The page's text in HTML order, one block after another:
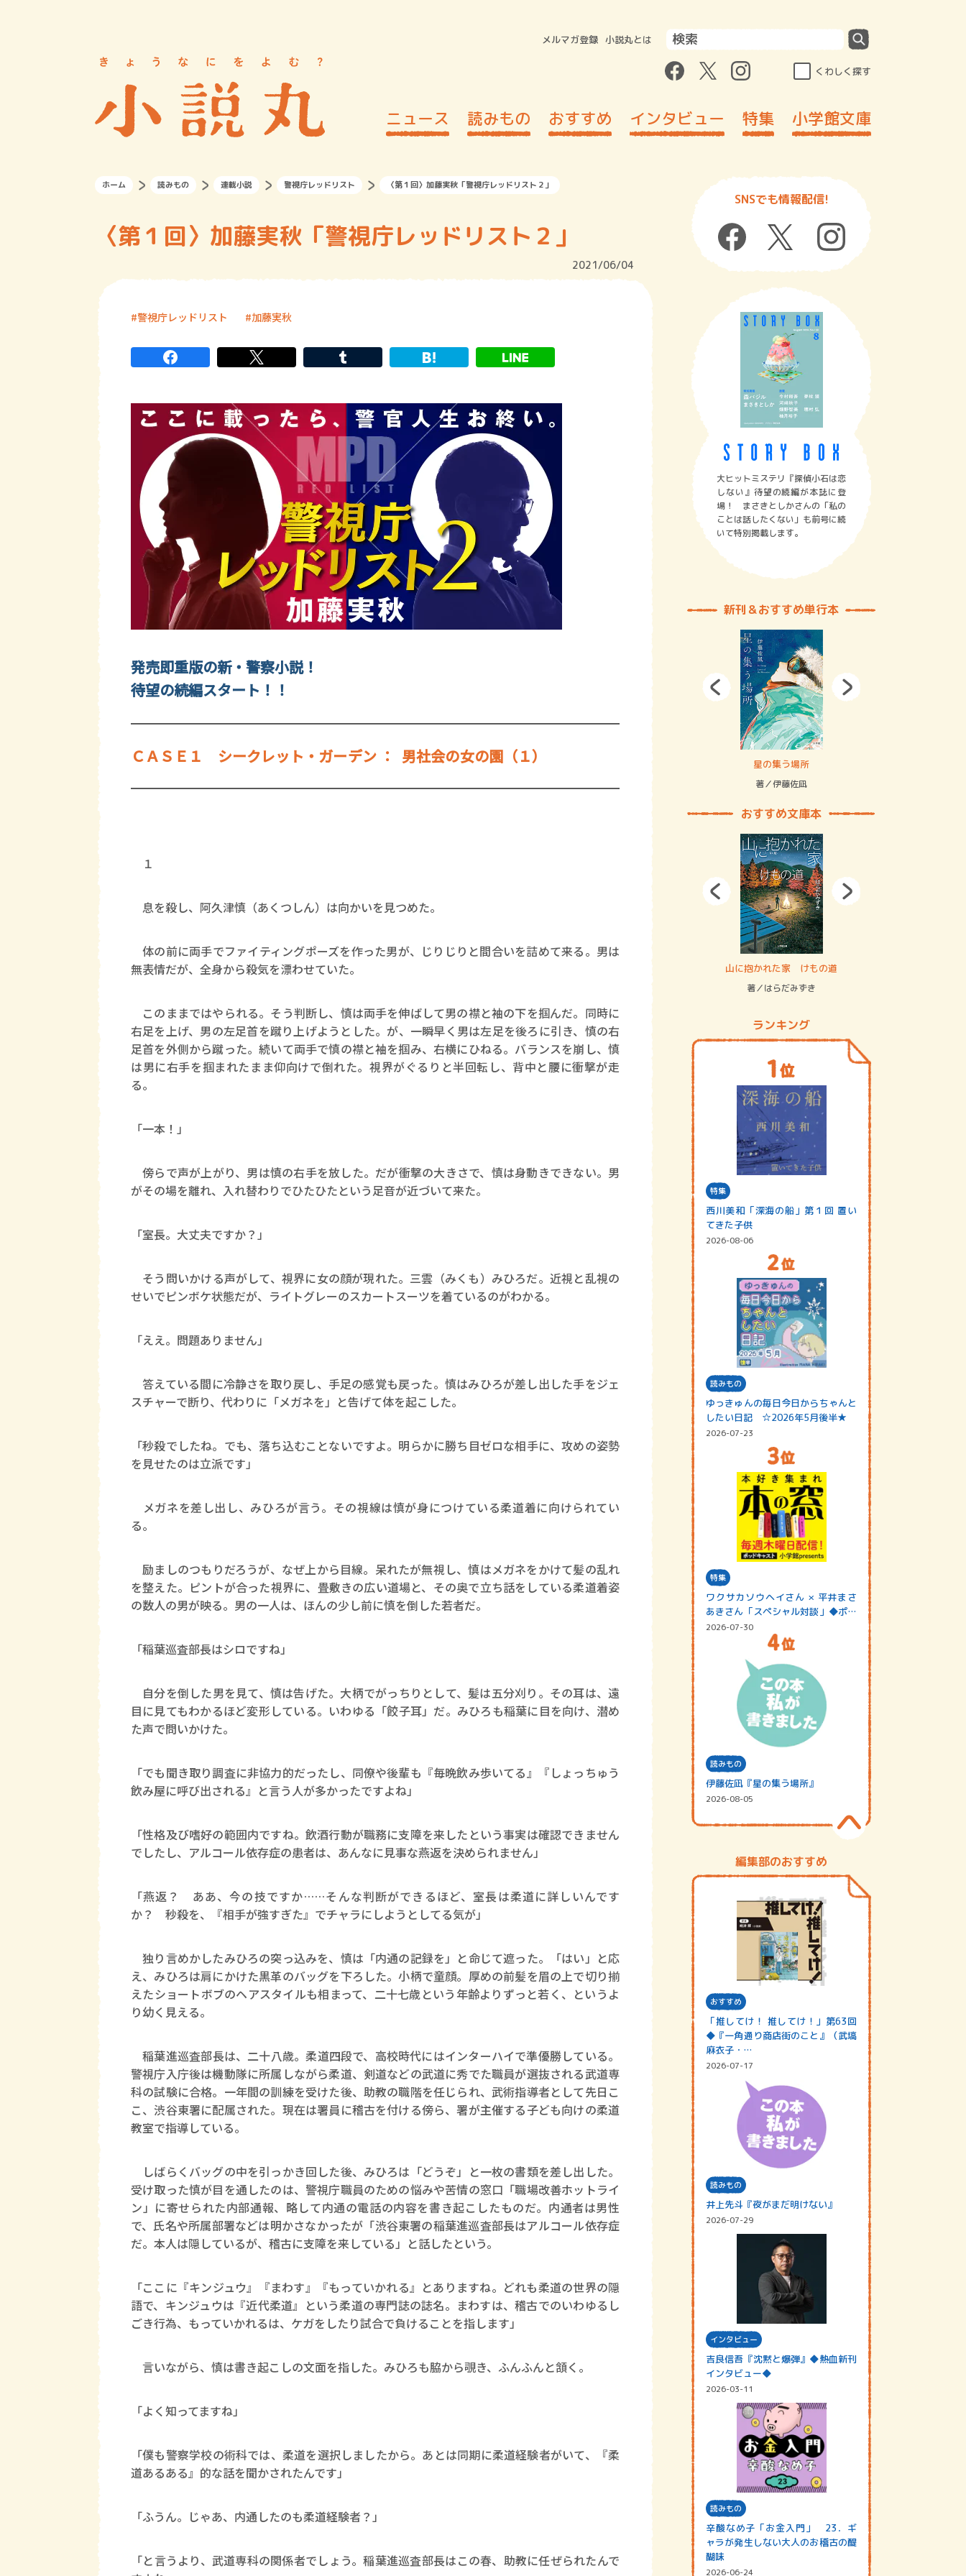
メルマガ登録 小説丸とは
くわしく探す
ニュース 読みもの おすすめ インタビュー 特集 小学館文庫
ホーム 読みもの 連載小説 警視庁レッドリスト 〈第１回〉加藤実秋「警視庁レッドリスト２」
〈第１回〉加藤実秋「警視庁レッドリスト２」
2021/06/04
警視庁レッドリスト 加藤実秋
発売即重版の新・警察小説！
待望の続編スタート！！
ＣＡＳＥ１ シークレット・ガーデン ： 男社会の女の園（１）
１
息を殺し、阿久津慎（あくつしん）は向かいを見つめた。
体の前に両手でファイティングポーズを作った男が、じりじりと間合いを詰めて来る。男は
無表情だが、全身から殺気を漂わせていた。
このままではやられる。そう判断し、慎は両手を伸ばして男の襟と袖の下を掴んだ。同時に
右足を上げ、男の左足首を蹴り上げようとした。が、一瞬早く男は左足を後ろに引き、慎の右
足首を外側から蹴った。続いて両手で慎の襟と袖を掴み、右横にひねる。バランスを崩し、慎
は男に右手を掴まれたまま仰向けで倒れた。視界がぐるりと半回転し、背中と腰に衝撃が走
る。
「一本！」
傍らで声が上がり、男は慎の右手を放した。だが衝撃の大きさで、慎は身動きできない。男
がその場を離れ、入れ替わりでひたひたという足音が近づいて来た。
「室長。大丈夫ですか？」
そう問いかける声がして、視界に女の顔が現れた。三雲（みくも）みひろだ。近視と乱視の
せいでピンボケ状態だが、ライトグレーのスカートスーツを着ているのがわかる。
「ええ。問題ありません」
答えている間に冷静さを取り戻し、手足の感覚も戻った。慎はみひろが差し出した手をジェ
スチャーで断り、代わりに「メガネを」と告げて体を起こした。
「秒殺でしたね。でも、落ち込むことないですよ。明らかに勝ち目ゼロな相手に、攻めの姿勢
を見せたのは立派です」
メガネを差し出し、みひろが言う。その視線は慎が身につけている柔道着に向けられてい
る。
励ましのつもりだろうが、なぜ上から目線。呆れたが無視し、慎はメガネをかけて髪の乱れ
を整えた。ピントが合った視界に、畳敷きの広い道場と、その奥で立ち話をしている柔道着姿
の数人の男が映る。男の一人は、ほんの少し前に慎を倒した若者だ。
「稲葉巡査部長はシロですね」
自分を倒した男を見て、慎は告げた。大柄でがっちりとして、髪は五分刈り。その耳は、遠
目に見てもわかるほど変形している。いわゆる「餃子耳」だ。みひろも稲葉に目を向け、潜め
た声で問いかけた。
「でも聞き取り調査に非協力的だったし、同僚や後輩も『毎晩飲み歩いてる』『しょっちゅう
飲み屋に呼び出される』と言う人が多かったですよね」
「性格及び嗜好の範囲内ですね。飲酒行動が職務に支障を来したという事実は確認できません
でしたし、アルコール依存症の患者は、あんなに見事な燕返を決められません」
「燕返？ ああ、今の技ですか……そんな判断ができるほど、室長は柔道に詳しいんです
か？ 秒殺を、『相手が強すぎた』でチャラにしようとしてる気が」
独り言めかしたみひろの突っ込みを、慎は「内通の記録を」と命じて遮った。「はい」と応
え、みひろは肩にかけた黒革のバッグを下ろした。小柄で童顔。厚めの前髪を眉の上で切り揃
えたショートボブのヘアスタイルも相まって、二十七歳という年齢よりずっと若く、というよ
り幼く見える。
稲葉進巡査部長は、二十八歳。柔道四段で、高校時代にはインターハイで準優勝している。
警視庁入庁後は機動隊に所属しながら柔道、剣道などの武道に秀でた職員が選抜される武道専
科の試験に合格。一年間の訓練を受けた後、助教の職階を任じられ、武術指導者として先日こ
こ、渋谷東署に配属された。現在は署員に稽古を付ける傍ら、署が主催する子ども向けの柔道
教室で指導している。
しばらくバッグの中を引っかき回した後、みひろは「どうぞ」と一枚の書類を差し出した。
受け取った慎が目を通したのは、警視庁職員のための悩みや苦情の窓口「職場改善ホットライ
ン」に寄せられた内部通報、略して内通の電話の内容を書き起こしたものだ。内通者は男性
で、氏名や所属部署などは明かさなかったが「渋谷東署の稲葉進巡査部長はアルコール依存症
だ。本人は隠しているが、稽古に支障を来している」と話したという。
「ここに『キンジュウ』『まわす』『もっていかれる』とありますね。どれも柔道の世界の隠
語で、キンジュウは『近代柔道』という柔道の専門誌の誌名。まわすは、稽古でのいわゆるし
ごき行為、もっていかれるは、ケガをしたり試合で負けることを指します」
言いながら、慎は書き起こしの文面を指した。みひろも脇から覗き、ふんふんと頷く。
「よく知ってますね」
「僕も警察学校の術科では、柔道を選択しましたから。あとは同期に柔道経験者がいて、『柔
道あるある』的な話を聞かされたんです」
「ふうん。じゃあ、内通したのも柔道経験者？」
「と言うより、武道専科の関係者でしょう。稲葉進巡査部長はこの春、助教に任ぜられたんで
SNSでも情報配信!
大ヒットミステリ『探偵小石は恋
しない』待望の続編が本誌に登
場！ まさきとしかさんの「私の
ことは話したくない」も前号に続
いて特別掲載します。
新刊＆おすすめ単行本
賞金稼ぎスリーサム！ 二重拘束の… 星の集う場所
著／伊藤佐凪
おすすめ文庫本
ロボット・イン・ザ・システム 山に抱かれた家 けもの道
著／はらだみずき
ランキング
特集
西川美和「深海の船」第１回 置い
てきた子供
2026-08-06
読みもの
ゆっきゅんの毎日今日からちゃんと
したい日記 ☆2026年5月後半★
2026-07-23
特集
ワクサカソウヘイさん × 平井まさ
あきさん「スペシャル対談」◆ポッ
ドキャスト…
2026-07-30
読みもの
伊藤佐凪『星の集う場所』
2026-08-05
編集部のおすすめ
おすすめ
「推してけ！ 推してけ！」第63回
◆『一角通り商店街のこと』（武塙
麻衣子・…
2026-07-17
読みもの
井上先斗『夜がまだ明けない』
2026-07-29
インタビュー
吉良信吾『沈黙と爆弾』◆熱血新刊
インタビュー◆
2026-03-11
読みもの
辛酸なめ子「お金入門」 23．ギ
ャラが発生しない大人のお稽古の醍
醐味
2026-06-24